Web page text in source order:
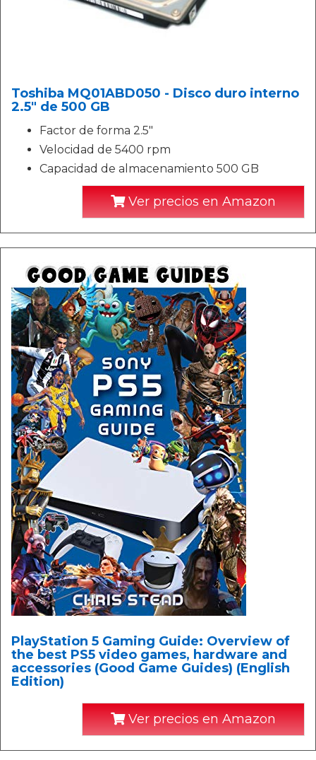
Toshiba MQ01ABD050 - Disco duro interno
2.5" de 500 GB
Factor de forma 2.5"
Velocidad de 5400 rpm
Capacidad de almacenamiento 500 GB
Ver precios en Amazon
PlayStation 5 Gaming Guide: Overview of
the best PS5 video games, hardware and
accessories (Good Game Guides) (English
Edition)
Ver precios en Amazon